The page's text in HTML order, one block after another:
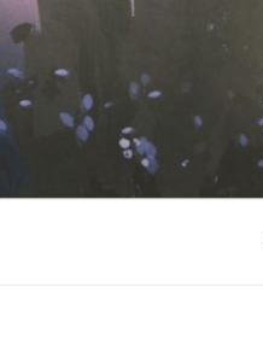
Zum
Inhalt
springen